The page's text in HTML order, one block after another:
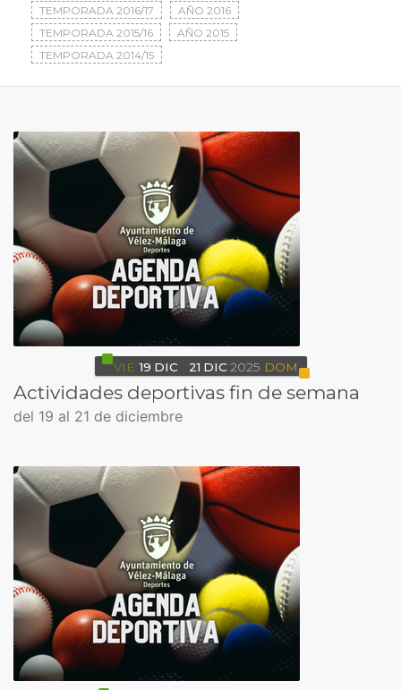
TEMPORADA 2016/17
AÑO 2016
TEMPORADA 2015/16
AÑO 2015
TEMPORADA 2014/15
VIE 19 DIC 21 DIC 2025 DOM
Actividades deportivas fin de semana
del 19 al 21 de diciembre